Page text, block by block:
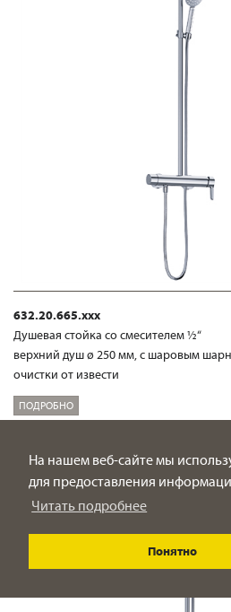
На нашем веб-сайте мы
для предоставления
Читать подробнее
Понятно
632.20.665.xxx
Душевая стойка со смесителем ½“
верхний душ ø 250 мм, с шаровым
очистки от извести
ПОДРОБНО